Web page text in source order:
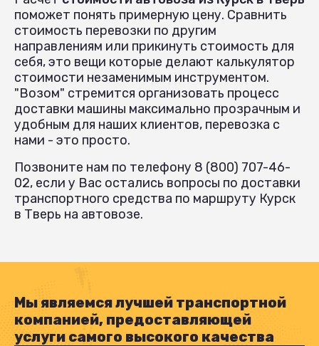
поможет понять примерную цену. Сравнить
стоимость перевозки по другим
направлениям или прикинуть стоимость для
себя, это вещи которые делают калькулятор
стоимости незаменимым инструментом.
"Возом" стремится организовать процесс
доставки машины максимально прозрачным и
удобным для наших клиентов, перевозка с
нами - это просто.
Позвоните нам по телефону 8 (800) 707-46-
02, если у Вас остались вопросы по доставки
транспортного средства по маршруту Курск
в Тверь на автовозе.
Мы являемся лучшей транспортной
компанией, предоставляющей
услуги самого высокого качества